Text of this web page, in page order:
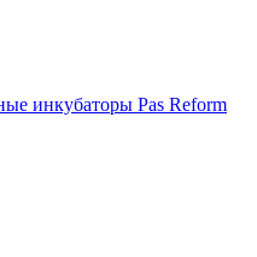
инкубаторы Pas Reform